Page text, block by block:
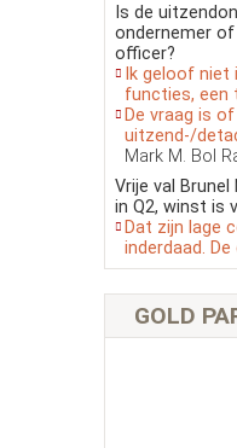
Is de
ondernemer
officer?
Ik geloof niet
functies, een
De vraag is
uitzend-/
Mark M. Bol
Vrije val
in Q2, winst is
Dat zijn lage
inderdaad. De
GOLD